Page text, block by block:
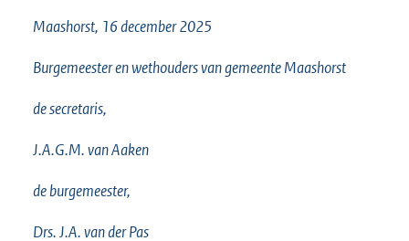
Maashorst, 16 december 2025
Burgemeester en wethouders van gemeente Maashorst
de secretaris,
J.A.G.M. van Aaken
de burgemeester,
Drs. J.A. van der Pas